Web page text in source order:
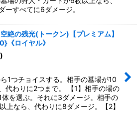
ーすべてに6ダメージ。
絶の残光(トークン)【プレミアム】
《ロイヤル》
つチョイスする。相手の墓場が10
代わりに2つまで。 【1】相手の場の
体を選ぶ。それに3ダメージ。相手の
上なら、代わりに8ダメージ。【2】